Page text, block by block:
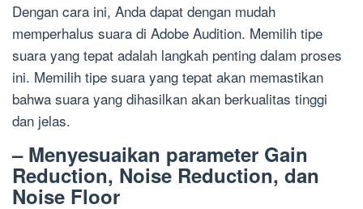
Dengan cara ini, Anda dapat dengan mudah
memperhalus suara di Adobe Audition. Memilih tipe
suara yang tepat adalah langkah penting dalam proses
ini. Memilih tipe suara yang tepat akan memastikan
bahwa suara yang dihasilkan akan berkualitas tinggi
dan jelas.
– Menyesuaikan parameter Gain
Reduction, Noise Reduction, dan
Noise Floor